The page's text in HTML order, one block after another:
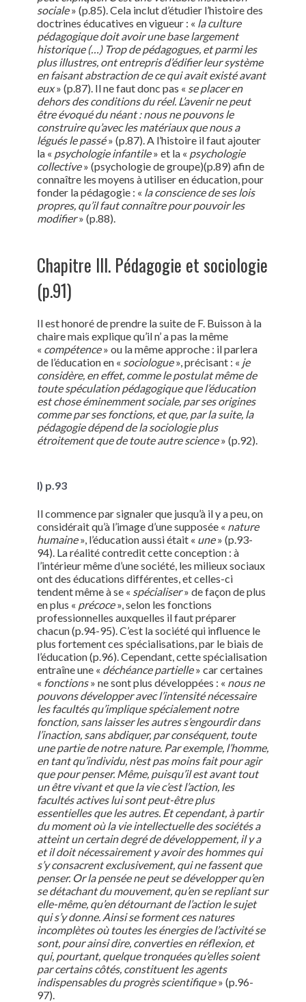
sociale» (p.85). Cela inclut d’étudier l’histoire des
doctrines éducatives en vigueur : « la culture
pédagogique doit avoir une base largement
historique (…) Trop de pédagogues, et parmi les
plus illustres, ont entrepris d’édifier leur système
en faisant abstraction de ce qui avait existé avant
eux» (p.87). Il ne faut donc pas « se placer en
dehors des conditions du réel. L’avenir ne peut
être évoqué du néant : nous ne pouvons le
construire qu’avec les matériaux que nous a
légués le passé» (p.87). A l’histoire il faut ajouter
la « psychologie infantile» et la « psychologie
collective» (psychologie de groupe)(p.89) afin de
connaître les moyens à utiliser en éducation, pour
fonder la pédagogie : « la conscience de ses lois
propres, qu’il faut connaître pour pouvoir les
modifier» (p.88).
Chapitre III. Pédagogie et sociologie
(p.91)
Il est honoré de prendre la suite de F. Buisson à la
chaire mais explique qu’il n’ a pas la même
« compétence» ou la même approche : il parlera
de l’éducation en « sociologue», précisant : « je
considère, en effet, comme le postulat même de
toute spéculation pédagogique que l’éducation
est chose éminemment sociale, par ses origines
comme par ses fonctions, et que, par la suite, la
pédagogie dépend de la sociologie plus
étroitement que de toute autre science» (p.92).
I) p.93
Il commence par signaler que jusqu’à il y a peu, on
considérait qu’à l’image d’une supposée « nature
humaine», l’éducation aussi était « une» (p.93-
94). La réalité contredit cette conception : à
l’intérieur même d’une société, les milieux sociaux
ont des éducations différentes, et celles-ci
tendent même à se « spécialiser» de façon de plus
en plus « précoce», selon les fonctions
professionnelles auxquelles il faut préparer
chacun (p.94-95). C’est la société qui influence le
plus fortement ces spécialisations, par le biais de
l’éducation (p.96). Cependant, cette spécialisation
entraîne une « déchéance partielle» car certaines
« fonctions» ne sont plus développées : « nous ne
pouvons développer avec l’intensité nécessaire
les facultés qu’implique spécialement notre
fonction, sans laisser les autres s’engourdir dans
l’inaction, sans abdiquer, par conséquent, toute
une partie de notre nature. Par exemple, l’homme,
en tant qu’individu, n’est pas moins fait pour agir
que pour penser. Même, puisqu’il est avant tout
un être vivant et que la vie c’est l’action, les
facultés actives lui sont peut-être plus
essentielles que les autres. Et cependant, à partir
du moment où la vie intellectuelle des sociétés a
atteint un certain degré de développement, il y a
et il doit nécessairement y avoir des hommes qui
s’y consacrent exclusivement, qui ne fassent que
penser. Or la pensée ne peut se développer qu’en
se détachant du mouvement, qu’en se repliant sur
elle-même, qu’en détournant de l’action le sujet
qui s’y donne. Ainsi se forment ces natures
incomplètes où toutes les énergies de l’activité se
sont, pour ainsi dire, converties en réflexion, et
qui, pourtant, quelque tronquées qu’elles soient
par certains côtés, constituent les agents
indispensables du progrès scientifique» (p.96-
97).